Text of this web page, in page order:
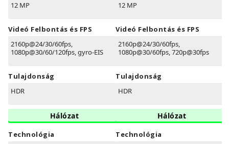
12 MP
Videó Felbontás és FPS
2160p@24/30/60fps,
1080p@30/60/120fps, gyro-EIS
Tulajdonság
HDR
Hálózat
Technológia
12 MP
Videó Felbontás és FPS
2160p@24/30/60fps,
1080p@30/60fps, 720p@30fps
Tulajdonság
HDR
Hálózat
Technológia